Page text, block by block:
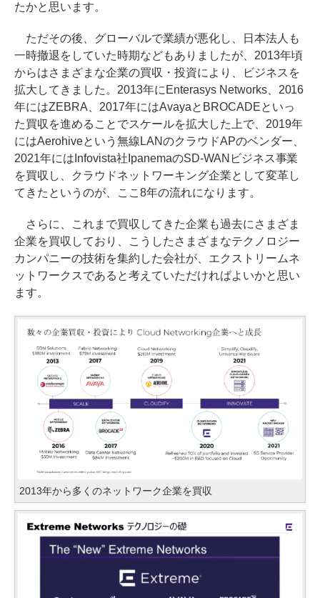
たかと思います。
ただその後、グローバルで業績が悪化し、日本法人も
一時撤退をしていた時期などもありましたが、2013年頃
からはさまざまな企業の買収・投資により、ビジネスを
拡大してきました。2013年にEnterasys Networks、2016
年にはZEBRA、2017年にはAvayaとBROCADEといっ
た買収を進めることでスケールを拡大した上で、2019年
にはAerohiveという無線LANのクラウドAPのベンダー、
2021年にはInfovista社IpanemaのSD-WANビジネス事業
を買収し、クラウドネットワーキング企業として変革し
てきたというのが、ここ8年の流れになります。
さらに、これまで買収してきた企業も過去にさまざま
企業を買収しており、こうしたさまざまなテクノロジー
カンパニーの技術を集約した会社が、エクストリームネ
ットワークスであると考えていただければよいかと思い
ます。
2013年から多くのネットワーク企業を買収